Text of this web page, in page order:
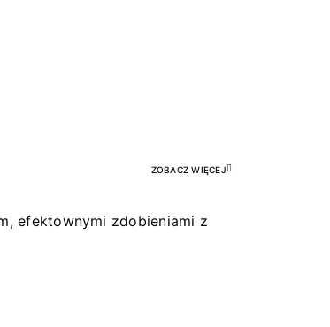
ZOBACZ WIĘCEJ
efektownymi zdobieniami z